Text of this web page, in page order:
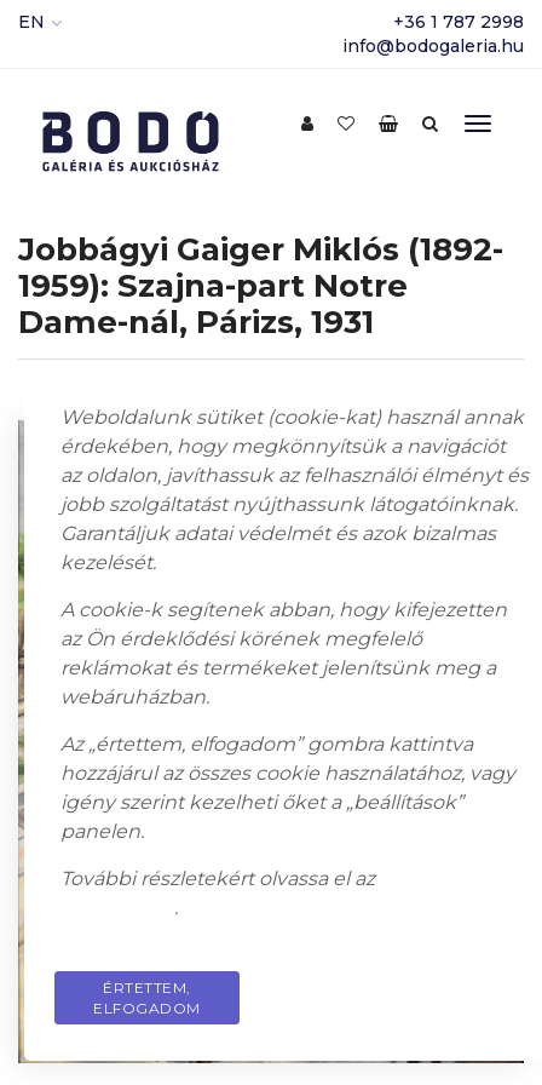
EN
+36 1 787 2998
info@bodogaleria.hu
Jobbágyi Gaiger Miklós (1892-
1959): Szajna-part Notre
Dame-nál, Párizs, 1931
Weboldalunk sütiket (cookie-kat) használ annak
érdekében, hogy megkönnyítsük a navigációt
az oldalon, javíthassuk az felhasználói élményt és
jobb szolgáltatást nyújthassunk látogatóinknak.
Garantáljuk adatai védelmét és azok bizalmas
kezelését.
A cookie-k segítenek abban, hogy kifejezetten
az Ön érdeklődési körének megfelelő
reklámokat és termékeket jelenítsünk meg a
webáruházban.
Az „értettem, elfogadom” gombra kattintva
hozzájárul az összes cookie használatához, vagy
igény szerint kezelheti őket a „beállítások”
panelen.
További részletekért olvassa el az
.
ÉRTETTEM,
ELFOGADOM